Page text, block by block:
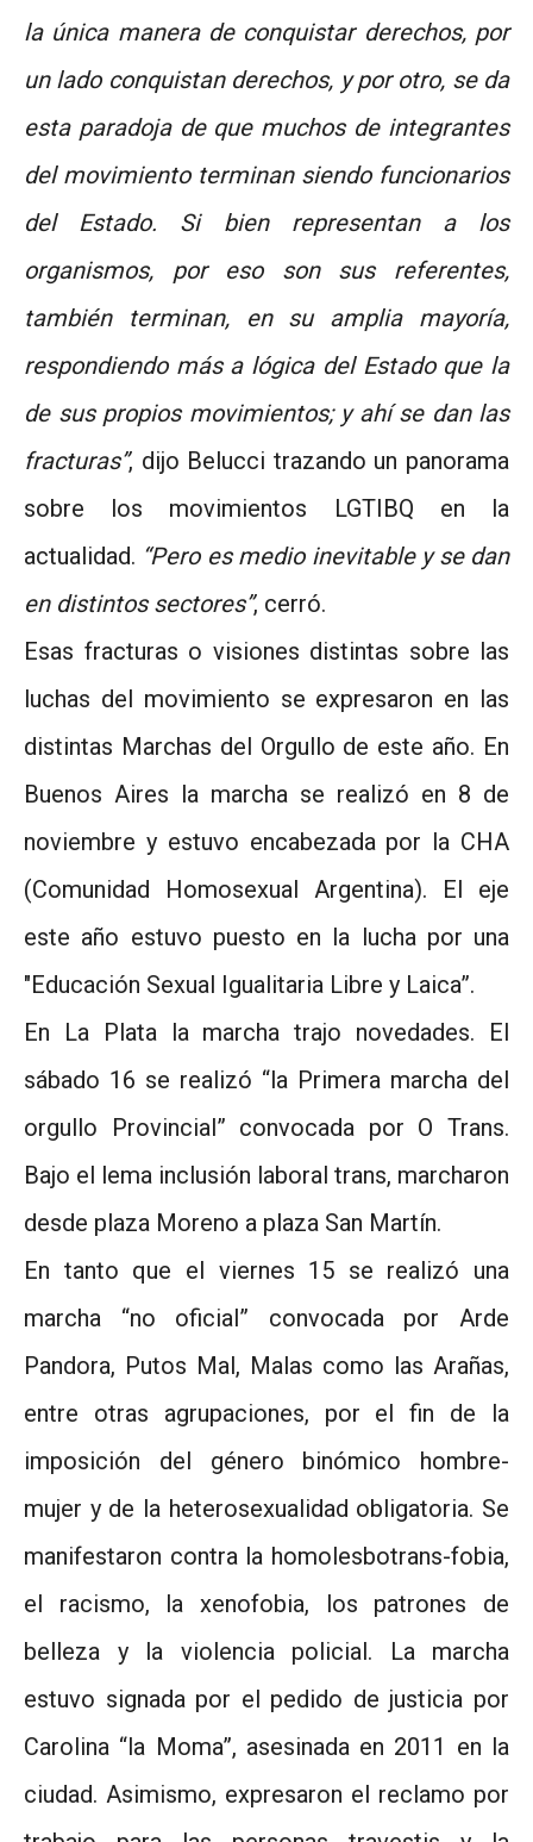
la única manera de conquistar derechos, por
un lado conquistan derechos, y por otro, se da
esta paradoja de que muchos de integrantes
del movimiento terminan siendo funcionarios
del Estado. Si bien representan a los
organismos, por eso son sus referentes,
también terminan, en su amplia mayoría,
respondiendo más a lógica del Estado que la
de sus propios movimientos; y ahí se dan las
fracturas”, dijo Belucci trazando un panorama
sobre los movimientos LGTIBQ en la
actualidad. “Pero es medio inevitable y se dan
en distintos sectores”, cerró.
Esas fracturas o visiones distintas sobre las
luchas del movimiento se expresaron en las
distintas Marchas del Orgullo de este año. En
Buenos Aires la marcha se realizó en 8 de
noviembre y estuvo encabezada por la CHA
(Comunidad Homosexual Argentina). El eje
este año estuvo puesto en la lucha por una
"Educación Sexual Igualitaria Libre y Laica”.
En La Plata la marcha trajo novedades. El
sábado 16 se realizó “la Primera marcha del
orgullo Provincial” convocada por O Trans.
Bajo el lema inclusión laboral trans, marcharon
desde plaza Moreno a plaza San Martín.
En tanto que el viernes 15 se realizó una
marcha “no oficial” convocada por Arde
Pandora, Putos Mal, Malas como las Arañas,
entre otras agrupaciones, por el fin de la
imposición del género binómico hombre-
mujer y de la heterosexualidad obligatoria. Se
manifestaron contra la homolesbotrans-fobia,
el racismo, la xenofobia, los patrones de
belleza y la violencia policial. La marcha
estuvo signada por el pedido de justicia por
Carolina “la Moma”, asesinada en 2011 en la
ciudad. Asimismo, expresaron el reclamo por